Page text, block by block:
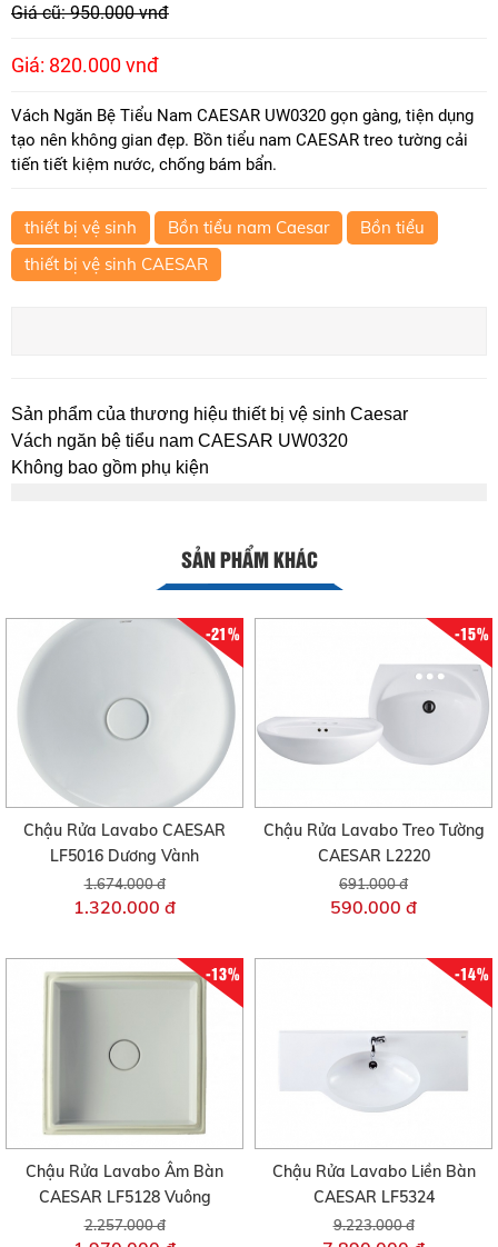
Giá cũ: 950.000 vnđ
Giá: 820.000 vnđ
Vách Ngăn Bệ Tiểu Nam CAESAR UW0320 gọn gàng, tiện dụng
tạo nên không gian đẹp. Bồn tiểu nam CAESAR treo tường cải
tiến tiết kiệm nước, chống bám bẩn.
thiết bị vệ sinh Bồn tiểu nam Caesar
Bồn tiểu
thiết bị vệ sinh CAESAR
Sản phẩm của thương hiệu thiết bị vệ sinh Caesar
Vách ngăn bệ tiểu nam CAESAR UW0320
Không bao gồm phụ kiện
SẢN PHẨM KHÁC
-21%
Chậu Rửa Lavabo CAESAR
LF5016 Dương Vành
1.674.000 đ
1.320.000 đ
-15%
Chậu Rửa Lavabo Treo Tường
CAESAR L2220
691.000 đ
590.000 đ
-13%
Chậu Rửa Lavabo Âm Bàn
CAESAR LF5128 Vuông
2.257.000 đ
-14%
Chậu Rửa Lavabo Liền Bàn
CAESAR LF5324
9.223.000 đ